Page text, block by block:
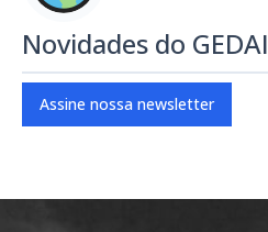
Novidades do GEDAI
Assine nossa newsletter